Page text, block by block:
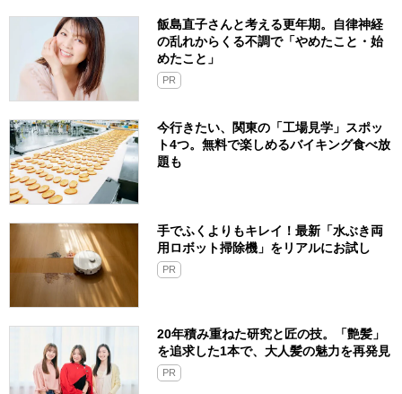
飯島直子さんと考える更年期。自律神経
の乱れからくる不調で「やめたこと・始
めたこと」
PR
今行きたい、関東の「工場見学」スポッ
ト4つ。無料で楽しめるバイキング食べ放
題も
手でふくよりもキレイ！最新「水ぶき両
用ロボット掃除機」をリアルにお試し
PR
20年積み重ねた研究と匠の技。「艶髪」
を追求した1本で、大人髪の魅力を再発見
PR